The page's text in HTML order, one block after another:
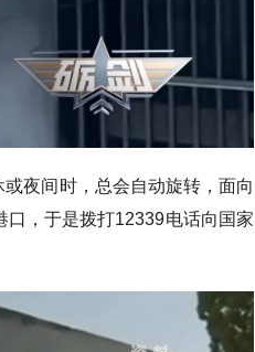
夜间时，总会自动旋转，面向
，于是拨打12339电话向国家